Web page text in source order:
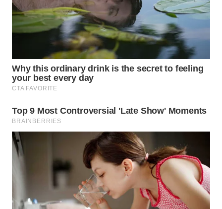
SUMEDANG
WN
WN
KEPULAUAN
SERIBU
WN
TANGERANG
CIREBON